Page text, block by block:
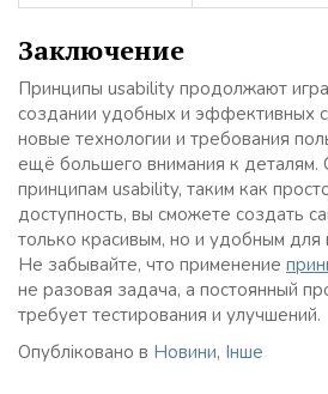
Заключение
Принципы usability продолжают
создании удобных и эффективных
новые технологии и требования
ещё большего внимания к
принципам usability, таким как
доступность, вы сможете создать
только красивым, но и удобным для
Не забывайте, что применение
не разовая задача, а постоянный
требует тестирования и улучшений.
Опубліковано в Новини, Інше